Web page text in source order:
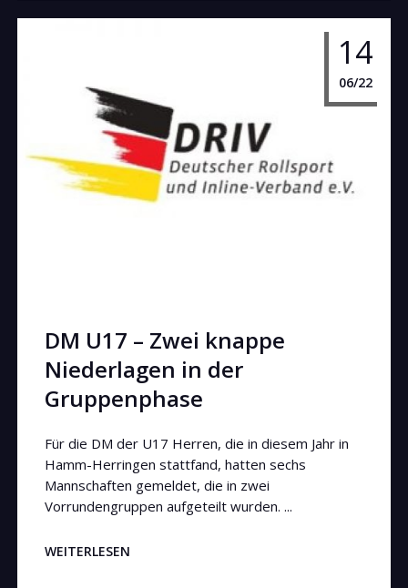
14
06/22
DM U17 – Zwei knappe
Niederlagen in der
Gruppenphase
Für die DM der U17 Herren, die in diesem Jahr in
Hamm-Herringen stattfand, hatten sechs
Mannschaften gemeldet, die in zwei
Vorrundengruppen aufgeteilt wurden. ...
WEITERLESEN